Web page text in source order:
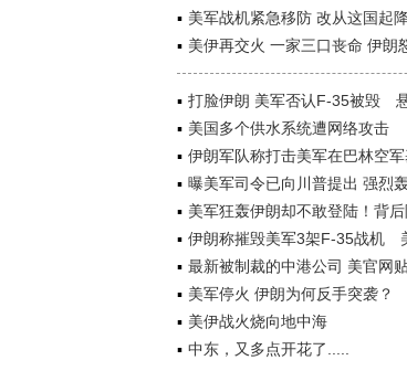
美军战机紧急移防 改从这国起
美伊再交火 一家三口丧命 伊朗
打脸伊朗 美军否认F-35被毁
美国多个供水系统遭网络攻击
伊朗军队称打击美军在巴林空
曝美军司令已向川普提出 强烈
美军狂轰伊朗却不敢登陆！背
伊朗称摧毁美军3架F-35战机
最新被制裁的中港公司 美官网
美军停火 伊朗为何反手突袭？
美伊战火烧向地中海
中东，又多点开花了.....